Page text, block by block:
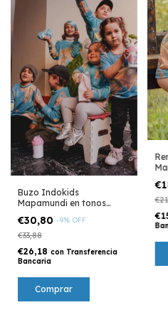
Buzo Indokids
Mapamundi en tonos
€30,80 -9% OFF
€33,88
€26,18 con Transferencia
Bancaria
Comprar